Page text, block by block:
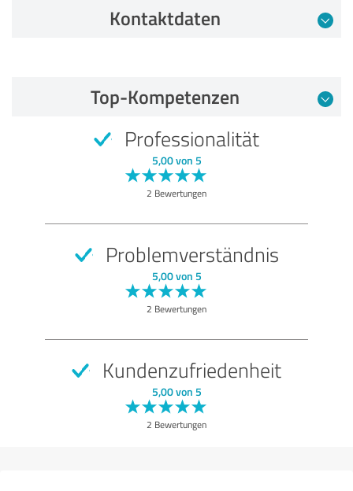
Kontaktdaten
Empfehlung
Top-Kompetenzen
Professionalität
5,00 von 5
2 Bewertungen
Problemverständnis
5,00 von 5
2 Bewertungen
Kundenzufriedenheit
5,00 von 5
2 Bewertungen